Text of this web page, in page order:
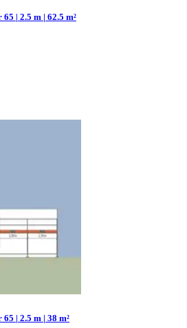
| 2.5 m | 62.5 m²
| 2.5 m | 38 m²